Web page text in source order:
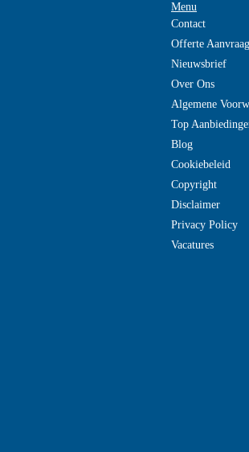
Menu
Contact
Offerte Aanvraag
Nieuwsbrief
Over Ons
Algemene
Top
Blog
Cookiebeleid
Copyright
Disclaimer
Privacy Policy
Vacatures